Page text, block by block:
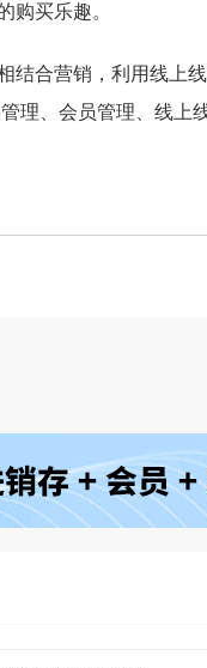
购买乐趣。
结合营销，利用线上
理、会员管理、线上